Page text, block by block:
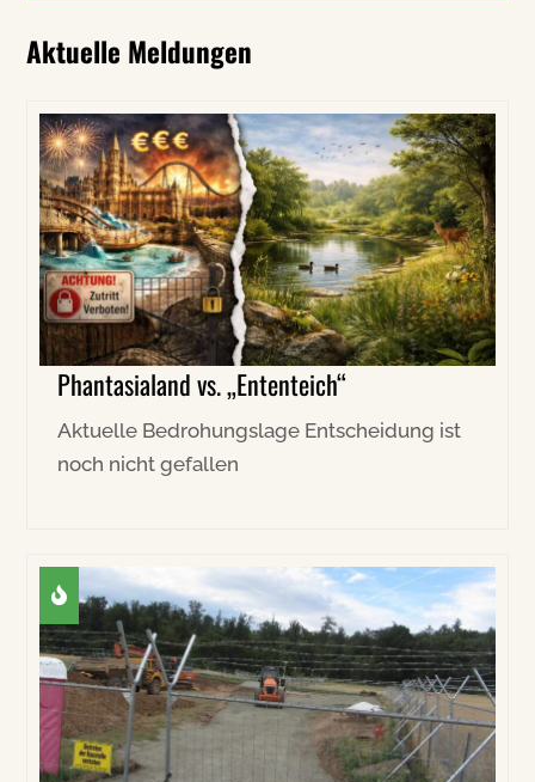
Aktuelle Meldungen
Phantasialand vs. „Ententeich“
Aktuelle Bedrohungslage Entscheidung ist
noch nicht gefallen